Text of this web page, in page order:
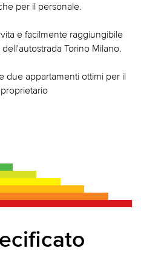
per il personale.
e facilmente raggiungibile
Torino Milano.
due appartamenti ottimi per il